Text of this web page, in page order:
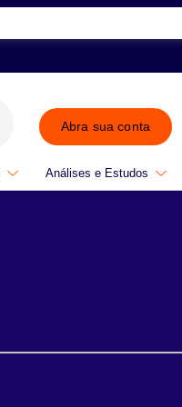
Abra sua conta
Análises e Estudos